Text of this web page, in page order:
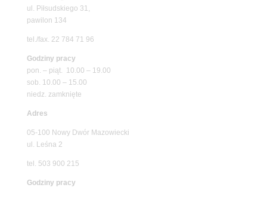
ul. Piłsudskiego 31,
pawilon 134
tel./fax. 22 784 71 96
Godziny pracy
pon. – piąt. 10.00 – 19.00
sob. 10.00 – 15.00
niedz. zamknięte
Adres
05-100 Nowy Dwór Mazowiecki
ul. Leśna 2
tel. 503 900 215
Godziny pracy